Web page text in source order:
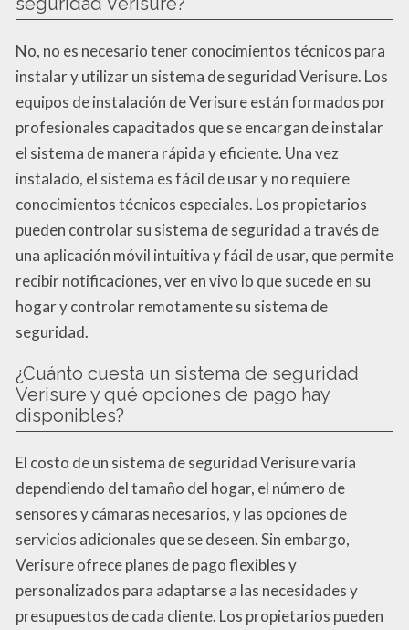
No, no es necesario tener conocimientos técnicos para
instalar y utilizar un sistema de seguridad Verisure. Los
equipos de instalación de Verisure están formados por
profesionales capacitados que se encargan de instalar
el sistema de manera rápida y eficiente. Una vez
instalado, el sistema es fácil de usar y no requiere
conocimientos técnicos especiales. Los propietarios
pueden controlar su sistema de seguridad a través de
una aplicación móvil intuitiva y fácil de usar, que permite
recibir notificaciones, ver en vivo lo que sucede en su
hogar y controlar remotamente su sistema de
seguridad.
¿Cuánto cuesta un sistema de seguridad
Verisure y qué opciones de pago hay
disponibles?
El costo de un sistema de seguridad Verisure varía
dependiendo del tamaño del hogar, el número de
sensores y cámaras necesarios, y las opciones de
servicios adicionales que se deseen. Sin embargo,
Verisure ofrece planes de pago flexibles y
personalizados para adaptarse a las necesidades y
presupuestos de cada cliente. Los propietarios pueden